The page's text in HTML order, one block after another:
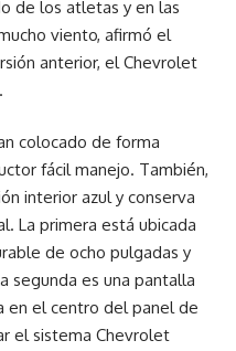
de los atletas y en las
viento, afirmó el
anterior, el Chevrolet
colocado de forma
fácil manejo. También,
interior azul y conserva
La primera está ubicada
de ocho pulgadas y
segunda es una pantalla
en el centro del panel de
el sistema Chevrolet